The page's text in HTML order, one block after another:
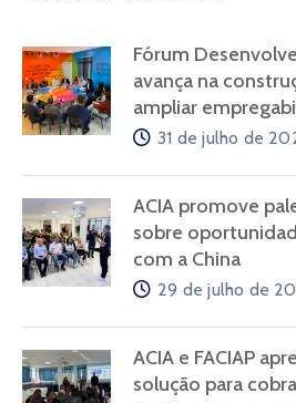
Fórum
avança na
ampliar
31 de julho de
ACIA promove
sobre
com a China
29 de julho de
ACIA e FACIAP
solução para